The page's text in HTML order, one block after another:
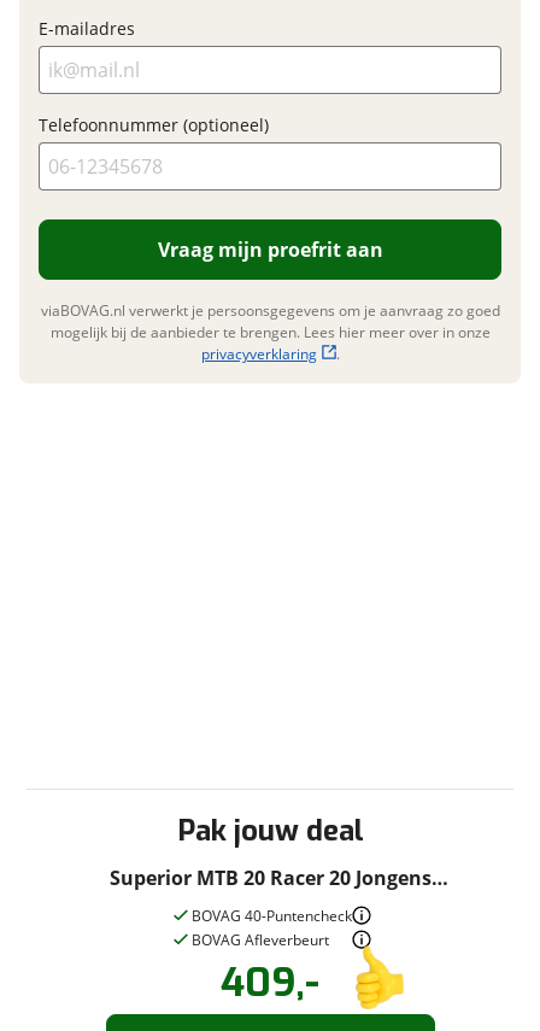
Pak jouw deal
Superior MTB 20 Racer 20 Jongens
White/blue/yellow 2023
BOVAG 40-Puntencheck
BOVAG Afleverbeurt
409,-
Vraag eenproefrit
aan!
Stel eenvraag!
E-mailadres
Telefoonnummer (optioneel)
Vraag mijn proefrit aan
viaBOVAG.nl verwerkt je persoonsgegevens om je aanvraag zo goed
mogelijk bij de aanbieder te brengen. Lees hier meer over in onze
privacyverklaring
.